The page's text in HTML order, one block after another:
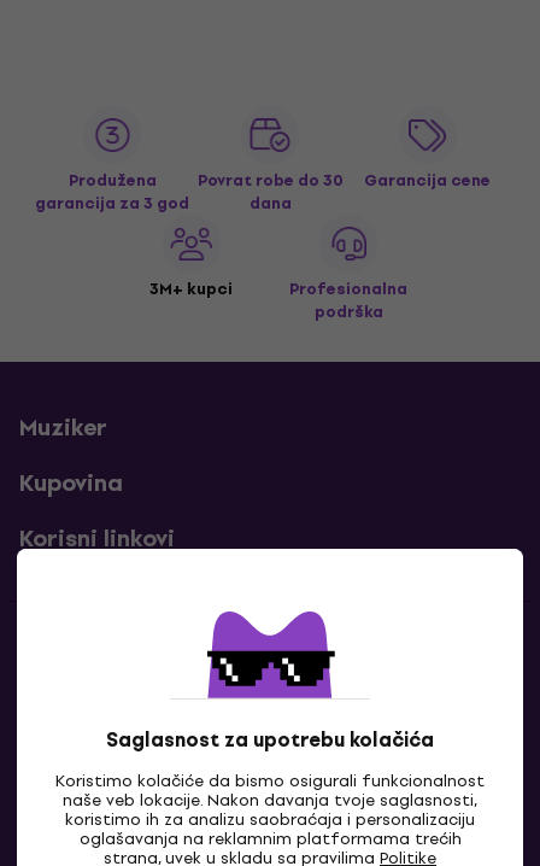
Saglasnost za upotrebu kolačića
Koristimo kolačiće da bismo osigurali funkcionalnost
naše veb lokacije. Nakon davanja tvoje saglasnosti,
koristimo ih za analizu saobraćaja i personalizaciju
oglašavanja na reklamnim platformama trećih
strana, uvek u skladu sa pravilima Politike
Produžena
garancija za 3 god
Povrat robe do 30
dana
Garancija cene
3M+ kupci
Profesionalna
podrška
Muziker
Kupovina
Korisni linkovi
Kontakti
Kontaktiraj nas